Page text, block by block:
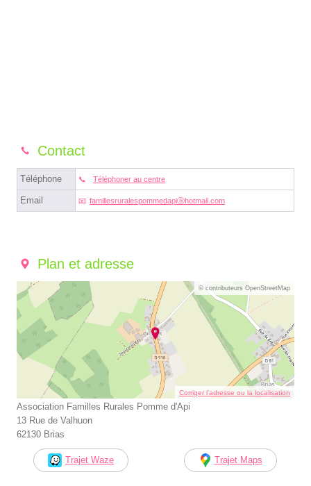
Contact
Téléphone Téléphoner au centre
Email famillesruralespommedapiⓐhotmail.com
Plan et adresse
© contributeurs OpenStreetMap
Corriger l’adresse ou la localisation
Association Familles Rurales Pomme d'Api
13 Rue de Valhuon
62130 Brias
Trajet Waze Trajet Maps